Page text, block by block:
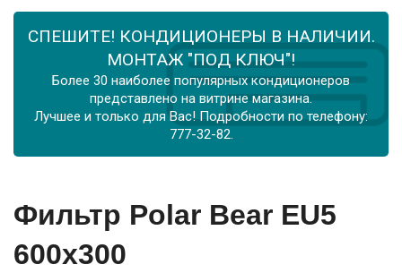
СПЕШИТЕ! КОНДИЦИОНЕРЫ В НАЛИЧИИ.
МОНТАЖ "ПОД КЛЮЧ"!
Более 30 наиболее популярных кондиционеров
представлено на витрине магазина.
Лучшее и только для Вас! Подробности по телефону:
777-32-82.
Фильтр Polar Bear EU5
600x300